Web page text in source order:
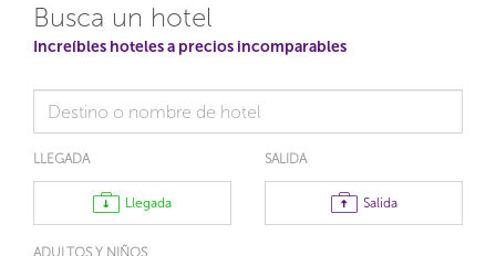
Busca un hotel
Increíbles hoteles a precios incomparables
LLEGADA
Llegada
SALIDA
Salida
ADULTOS Y NIÑOS